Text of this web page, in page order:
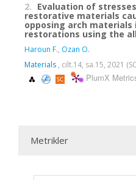
2. Evaluation of
restorative materials
opposing arch
restorations using the
Haroun F., Ozan O.
Materials , cilt.14, sa.15, 2021
PlumX
Metrikler